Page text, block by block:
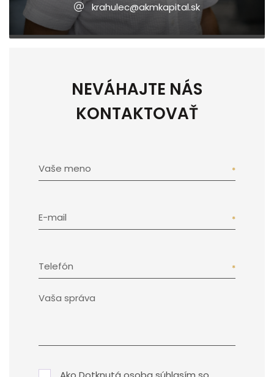
krahulec@akmkapital.sk
NEVÁHAJTE NÁS
KONTAKTOVAŤ
Vaše meno
E-mail
Telefón